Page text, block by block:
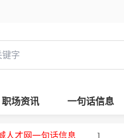
职场资讯 一句话信息
人才网一句话信息 ]